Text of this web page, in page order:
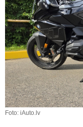
Foto: iAuto.lv